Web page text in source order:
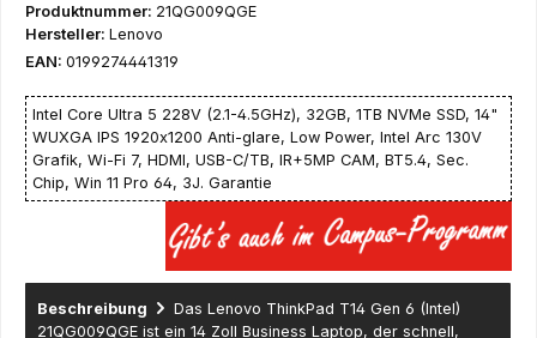
Produktnummer: 21QG009QGE
Hersteller: Lenovo
EAN: 0199274441319
Intel Core Ultra 5 228V (2.1-4.5GHz), 32GB, 1TB NVMe SSD, 14"
WUXGA IPS 1920x1200 Anti-glare, Low Power, Intel Arc 130V
Grafik, Wi-Fi 7, HDMI, USB-C/TB, IR+5MP CAM, BT5.4, Sec.
Chip, Win 11 Pro 64, 3J. Garantie
Beschreibung
Das Lenovo ThinkPad T14 Gen 6 (Intel)
21QG009QGE ist ein 14 Zoll Business Laptop, der schnell,